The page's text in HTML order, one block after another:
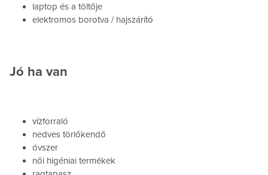
laptop és a töltője
elektromos borotva / hajszárító
Jó ha van
vízforraló
nedves törlőkendő
óvszer
női higéniai termékek